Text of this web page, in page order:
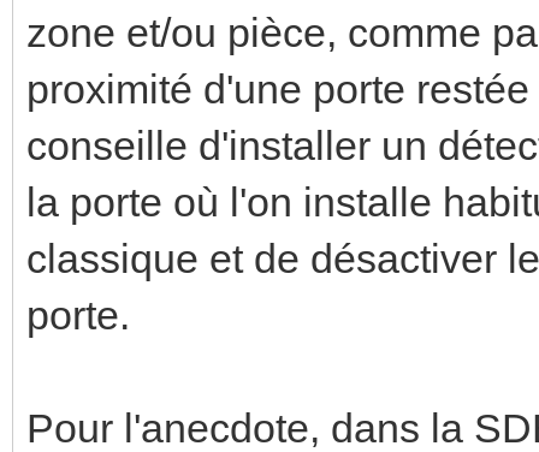
zone et/ou pièce, comme
proximité d'une porte
conseille d'installer un
la porte où l'on installe
classique et de désactiver
porte.
Pour l'anecdote, dans la